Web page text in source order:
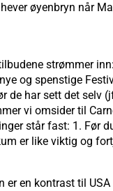
øyenbryn når
strømmer
og spenstige
de har sett det selv
vi omsider til
står fast: 1. Før
er like viktig og
er en kontrast til